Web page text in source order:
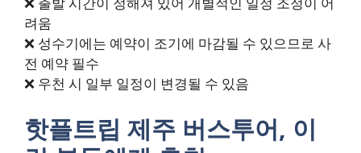
려움
❌ 성수기에는 예약이 조기에 마감될 수 있으므로 사
전 예약 필수
❌ 우천 시 일부 일정이 변경될 수 있음
핫플트립 제주 버스투어, 이